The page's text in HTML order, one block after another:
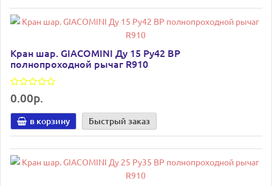
Кран шар. GIACOMINI Ду 15 Ру42 ВР
полнопроходной рычаг R910
0.00р.
в корзину Быстрый заказ